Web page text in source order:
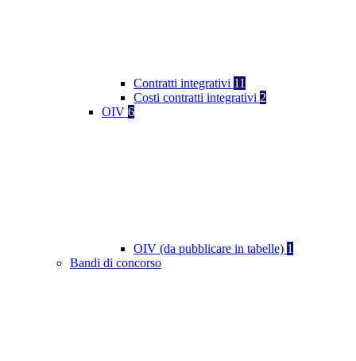
Contratti integrativi 11
Costi contratti integrativi 2
OIV 6
OIV (da pubblicare in tabelle) 1
Bandi di concorso